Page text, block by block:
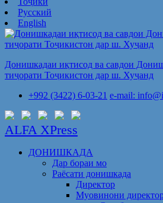
Русский
English
Донишкадаи иқтисод ва савдои
тиҷорати Тоҷикистон дар ш. Хуҷанд
+992 (3422) 6-03-21 e-mail:
ALFA XPress
ДОНИШКАДА
Дар бораи мо
Раёсати донишкада
Директор
Муовинони